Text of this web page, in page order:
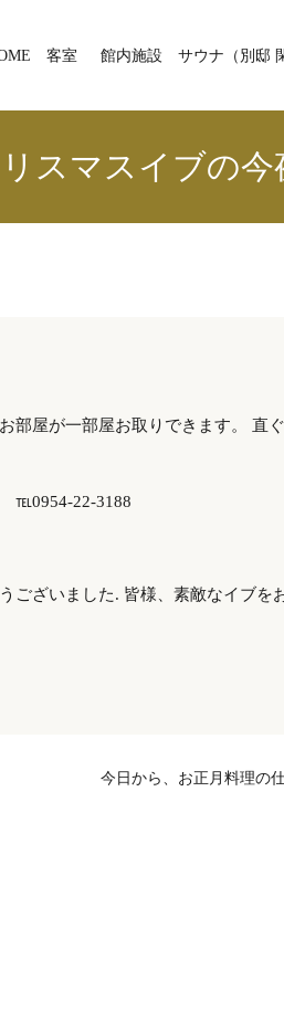
客室 館内施設 サウナ（別邸
スマスイブの今
部屋が一部屋お取りできます。 直
22-3188
ございました. 皆様、素敵なイブを
今日から、お正月料理の